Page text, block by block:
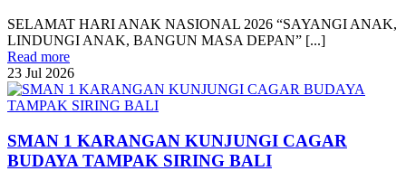
SELAMAT HARI ANAK NASIONAL 2026 “SAYANGI ANAK,
LINDUNGI ANAK, BANGUN MASA DEPAN” [...]
Read more
23 Jul 2026
SMAN 1 KARANGAN KUNJUNGI CAGAR
BUDAYA TAMPAK SIRING BALI